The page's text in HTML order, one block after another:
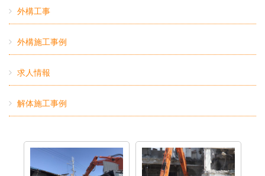
外構工事
外構施工事例
求人情報
解体施工事例